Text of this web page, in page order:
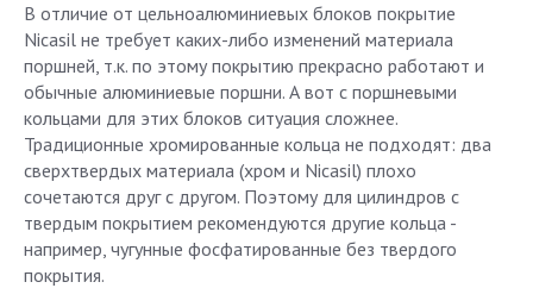
В отличие от цельноалюминиевых блоков покрытие
Nicasil не требует каких-либо изменений материала
поршней, т.к. по этому покрытию прекрасно работают и
обычные алюминиевые поршни. А вот с поршневыми
кольцами для этих блоков ситуация сложнее.
Традиционные хромированные кольца не подходят: два
сверхтвердых материала (хром и Nicasil) плохо
сочетаются друг с другом. Поэтому для цилиндров с
твердым покрытием рекомендуются другие кольца -
например, чугунные фосфатированные без твердого
покрытия.